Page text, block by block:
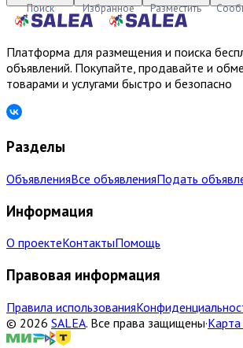
Поиск Избранное Разместить
Платформа для размещения и поиска
объявлений. Покупайте, продавайте и
товарами и услугами быстро и безопасно
Разделы
ОбъявленияВсе объявленияПодать
Информация
О проектеКонтактыПомощь
Правовая информация
Правила использования
© 2026 SALEA. Все права защищены·Карта